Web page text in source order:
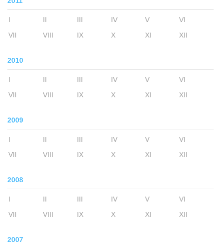
I II III IV V
VI
VII
VIII IX X XI XII
2010
I II III IV V
VI
VII
VIII IX X XI XII
2009
I II III IV V
VI
VII
VIII IX X XI XII
2008
I II III IV V
VI
VII
VIII IX X XI XII
2007